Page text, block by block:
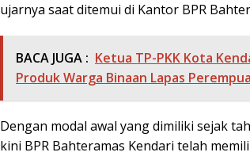
ujarnya saat ditemui di Kantor BPR
BACA JUGA : Ketua TP-PKK Kota
Produk Warga Binaan Lapas
Dengan modal awal yang dimiliki sejak
kini BPR Bahteramas Kendari telah